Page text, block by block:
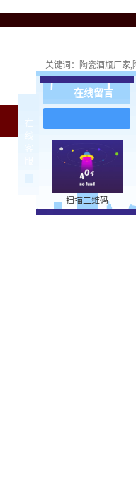
关键词： 陶瓷酒瓶厂家
在
在线留言
扫描二维码